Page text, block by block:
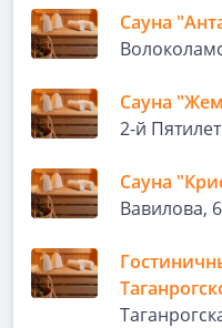
Сауна
Сауна
2-й
Сауна
Вавилова,